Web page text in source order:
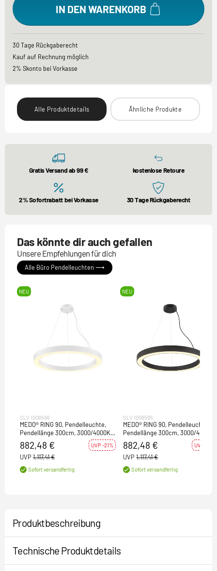
IN DEN WARENKORB
30 Tage Rückgaberecht
Kauf auf Rechnung möglich
2% Skonto bei Vorkasse
Alle Produktdetails Ähnliche Produkte
Gratis Versand ab 99 € kostenlose Retoure
2% Sofortrabatt bei Vorkasse 30 Tage Rückgaberecht
Das könnte dir auch gefallen
Unsere Empfehlungen für dich
Alle Büro Pendelleuchten ⟶
NEU
SLV 1008596
MEDO® RING 90, Pendelleuchte,
Pendellänge 300cm, 3000/4000K,
110°, PHASE, weiß
882,48 € UVP -21%
UVP 1.117,41 €
Sofort versandfertig
NEU
SLV 1008595
MEDO® RING 90, Pendelleuchte,
Pendellänge 300cm, 3000/4000K,
110°, PHASE, schwarz
882,48 € UVP -21%
UVP 1.117,41 €
Sofort versandfertig
Produktbeschreibung
Technische Produktdetails